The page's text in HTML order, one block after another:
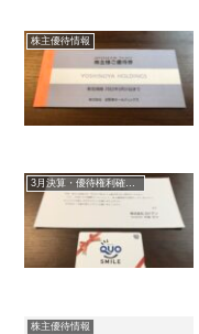
株主優待情報
3月決算・優待権利確定銘柄
株主優待情報